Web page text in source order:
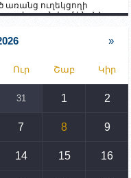
առանց ուղեկցողի
գտնվում են ՀՀ
ներքո
համար շահավետ
համար. իսպանացի
է
»
Ուր Շաբ Կիր
31 1 2
7 8 9
14 15 16